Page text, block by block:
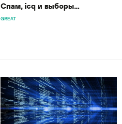
Спам, icq и выборы…
GREAT